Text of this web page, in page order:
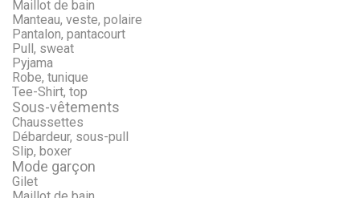
Maillot de bain
Manteau, veste, polaire
Pantalon, pantacourt
Pull, sweat
Pyjama
Robe, tunique
Tee-Shirt, top
Sous-vêtements
Chaussettes
Débardeur, sous-pull
Slip, boxer
Mode garçon
Gilet